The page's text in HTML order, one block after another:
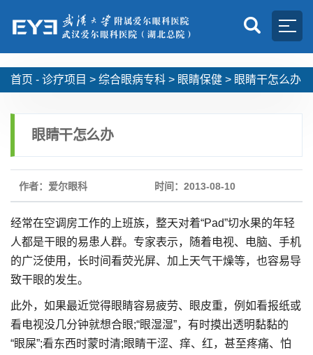
首页 - 诊疗项目 > 综合眼病专科 > 眼睛保健 > 眼睛干怎么办
眼睛干怎么办
作者：爱尔眼科 时间：2013-08-10
经常在空调房工作的上班族，整天对着“Pad”切水果的年轻
人都是干眼的易患人群。专家表示，随着电视、电脑、手机
的广泛使用，长时间看荧光屏、加上天气干燥等，也容易导
致干眼的发生。
此外，如果最近觉得眼睛容易疲劳、眼皮重，例如看报纸或
看电视没几分钟就想合眼;“眼湿湿”，有时摸出透明黏黏的
“眼屎”;看东西时蒙时清;眼睛干涩、痒、红，甚至疼痛、怕